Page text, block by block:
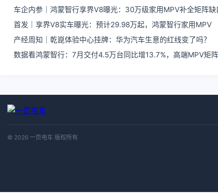
车企内参｜鸿蒙智行享界V8曝光：30万级家用MPV补全矩阵缺
首发｜享界V8实车曝光：预计29.98万起，鸿蒙智行家用MPV
产经周知｜乾崑体验中心挂牌：华为汽车生意的红线变了吗？
数据看鸿蒙智行：7月交付4.5万台同比增13.7%，高端MPV矩
© 2026 一页电车 版权所有